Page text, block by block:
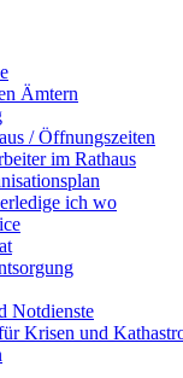
Ämtern
/ Öffnungszeiten
im Rathaus
ich wo
Notdienste
Krisen und